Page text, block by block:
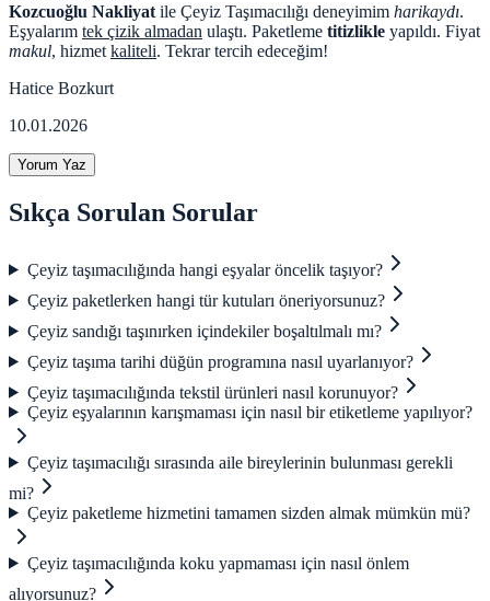
Kozcuoğlu Nakliyat ile Çeyiz Taşımacılığı deneyimim harikaydı.
Eşyalarım tek çizik almadan ulaştı. Paketleme titizlikle yapıldı. Fiyat
makul, hizmet kaliteli. Tekrar tercih edeceğim!
Hatice Bozkurt
10.01.2026
Yorum Yaz
Sıkça Sorulan Sorular
Çeyiz taşımacılığında hangi eşyalar öncelik taşıyor?
Çeyiz paketlerken hangi tür kutuları öneriyorsunuz?
Çeyiz sandığı taşınırken içindekiler boşaltılmalı mı?
Çeyiz taşıma tarihi düğün programına nasıl uyarlanıyor?
Çeyiz taşımacılığında tekstil ürünleri nasıl korunuyor?
Çeyiz eşyalarının karışmaması için nasıl bir etiketleme yapılıyor?
Çeyiz taşımacılığı sırasında aile bireylerinin bulunması gerekli
mi?
Çeyiz paketleme hizmetini tamamen sizden almak mümkün mü?
Çeyiz taşımacılığında koku yapmaması için nasıl önlem
alıyorsunuz?